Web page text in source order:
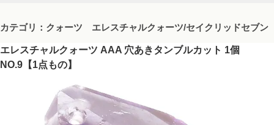
カテゴリ：クォーツ エレスチャルクォーツ/セイクリッドセブン
エレスチャルクォーツ AAA 穴あきタンブルカット 1個
NO.9【1点もの】